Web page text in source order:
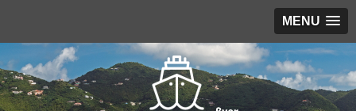
MENU